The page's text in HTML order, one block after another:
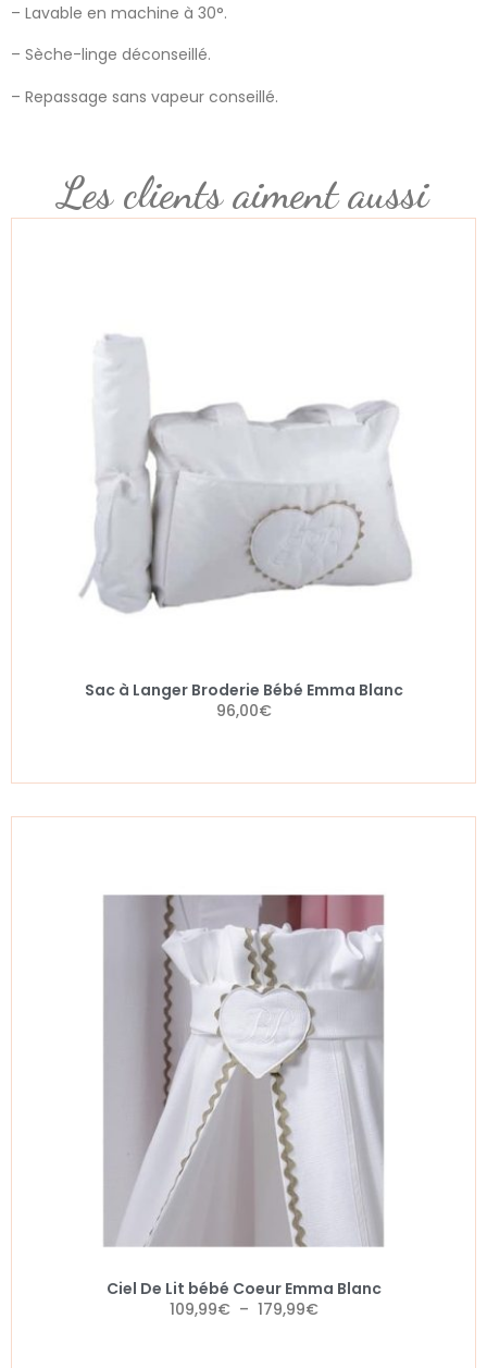
– Lavable en machine à 30°.
– Sèche-linge déconseillé.
– Repassage sans vapeur conseillé.
Les clients aiment aussi
Sac à Langer Broderie Bébé Emma Blanc
96,00€
Ciel De Lit bébé Coeur Emma Blanc
109,99€ – 179,99€